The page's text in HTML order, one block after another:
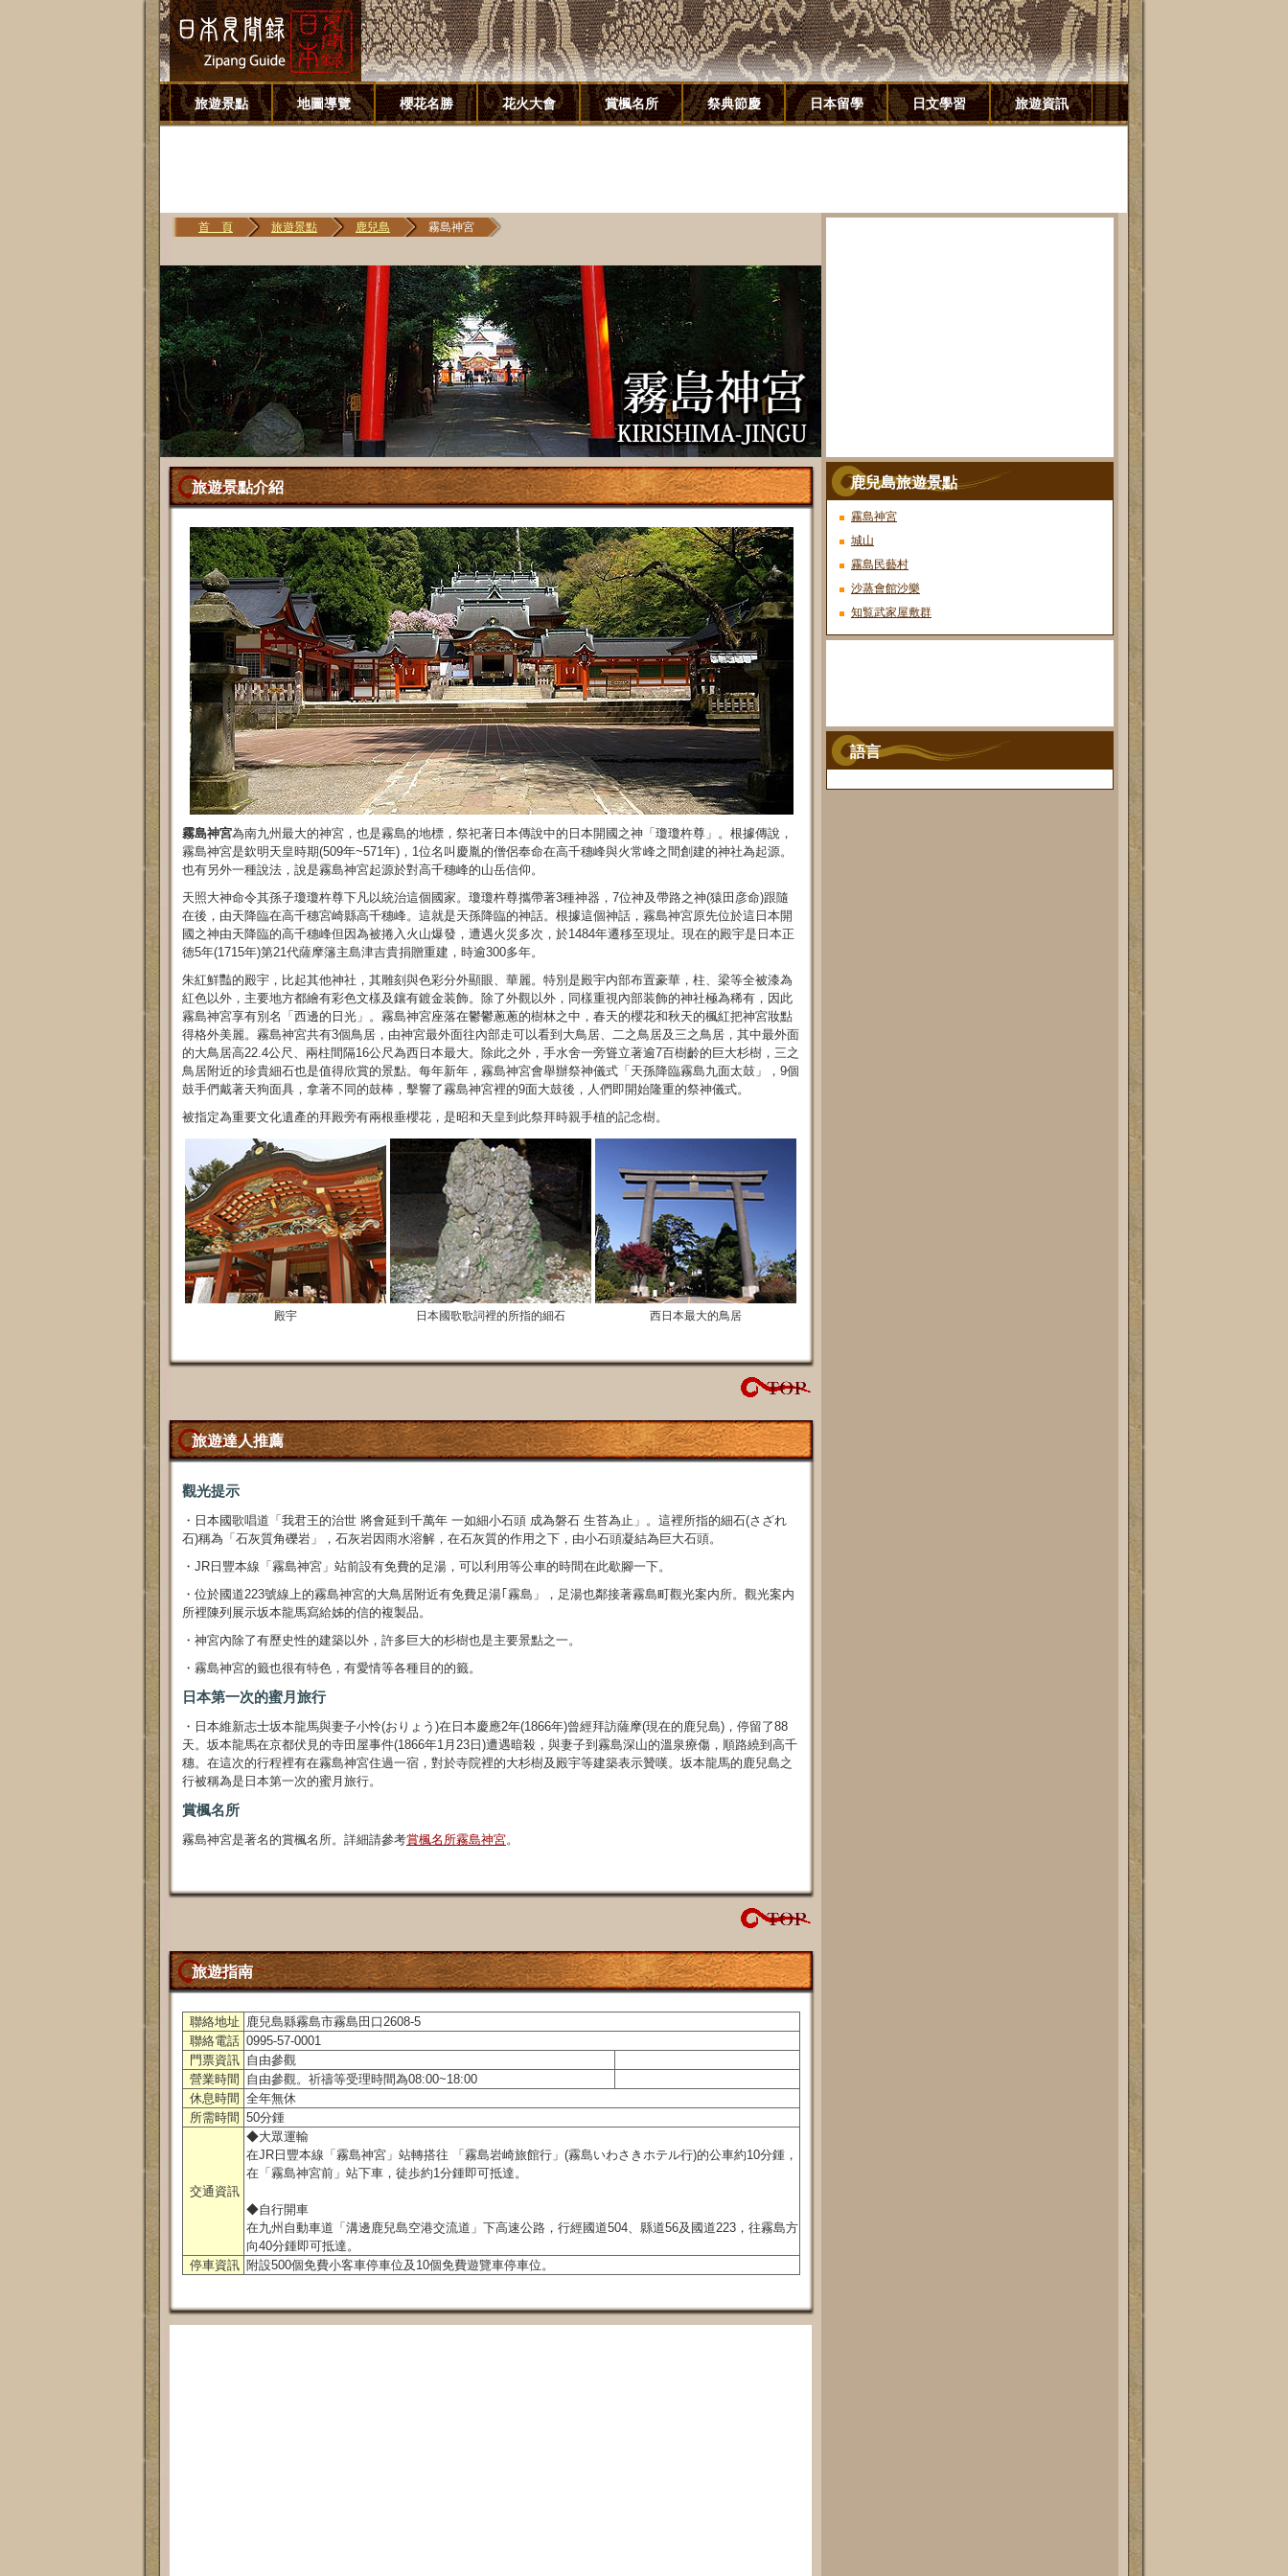
旅遊景點 地圖導覽 櫻花名勝 花火大會 賞楓名所 祭典節慶 日本留學 日文學習 旅遊資訊
首 頁 旅遊景點 鹿兒島 霧島神宮
旅遊景點介紹
霧島神宮為南九州最大的神宮，也是霧島的地標，祭祀著日本傳說中的日本開國之神「瓊瓊杵尊」。根據傳說，
霧島神宮是欽明天皇時期(509年~571年)，1位名叫慶胤的僧侶奉命在高千穗峰與火常峰之間創建的神社為起源。
也有另外一種說法，說是霧島神宮起源於對高千穗峰的山岳信仰。
天照大神命令其孫子瓊瓊杵尊下凡以統治這個國家。瓊瓊杵尊攜帶著3種神器，7位神及帶路之神(猿田彦命)跟隨
在後，由天降臨在高千穗宮崎縣高千穗峰。這就是天孫降臨的神話。根據這個神話，霧島神宮原先位於這日本開
國之神由天降臨的高千穗峰但因為被捲入火山爆發，遭遇火災多次，於1484年遷移至現址。現在的殿宇是日本正
徳5年(1715年)第21代薩摩籓主島津吉貴捐贈重建，時逾300多年。
朱紅鮮豔的殿宇，比起其他神社，其雕刻與色彩分外顯眼、華麗。特別是殿宇内部布置豪華，柱、梁等全被漆為
紅色以外，主要地方都繪有彩色文樣及鑲有鍍金装飾。除了外觀以外，同樣重視內部装飾的神社極為稀有，因此
霧島神宮享有別名「西邊的日光」。霧島神宮座落在鬱鬱蔥蔥的樹林之中，春天的櫻花和秋天的楓紅把神宮妝點
得格外美麗。霧島神宮共有3個鳥居，由神宮最外面往內部走可以看到大鳥居、二之鳥居及三之鳥居，其中最外面
的大鳥居高22.4公尺、兩柱間隔16公尺為西日本最大。除此之外，手水舍一旁聳立著逾7百樹齡的巨大杉樹，三之
鳥居附近的珍貴細石也是值得欣賞的景點。每年新年，霧島神宮會舉辦祭神儀式「天孫降臨霧島九面太鼓」，9個
鼓手們戴著天狗面具，拿著不同的鼓棒，擊響了霧島神宮裡的9面大鼓後，人們即開始隆重的祭神儀式。
被指定為重要文化遺產的拜殿旁有兩根垂櫻花，是昭和天皇到此祭拜時親手植的記念樹。
殿宇 日本國歌歌詞裡的所指的細石 西日本最大的鳥居
旅遊達人推薦
觀光提示
・日本國歌唱道「我君王的治世 將會延到千萬年 一如細小石頭 成為磐石 生苔為止」。這裡所指的細石(さざれ
石)稱為「石灰質角礫岩」，石灰岩因雨水溶解，在石灰質的作用之下，由小石頭凝結為巨大石頭。
・JR日豐本線「霧島神宮」站前設有免費的足湯，可以利用等公車的時間在此歇腳一下。
・位於國道223號線上的霧島神宮的大鳥居附近有免費足湯｢霧島」，足湯也鄰接著霧島町觀光案内所。觀光案内
所裡陳列展示坂本龍馬寫給姊的信的複製品。
・神宮內除了有歷史性的建築以外，許多巨大的杉樹也是主要景點之一。
・霧島神宮的籤也很有特色，有愛情等各種目的的籤。
日本第一次的蜜月旅行
・日本維新志士坂本龍馬與妻子小怜(おりょう)在日本慶應2年(1866年)曾經拜訪薩摩(現在的鹿兒島)，停留了88
天。坂本龍馬在京都伏見的寺田屋事件(1866年1月23日)遭遇暗殺，與妻子到霧島深山的溫泉療傷，順路繞到高千
穗。在這次的行程裡有在霧島神宮住過一宿，對於寺院裡的大杉樹及殿宇等建築表示贊嘆。坂本龍馬的鹿兒島之
行被稱為是日本第一次的蜜月旅行。
賞楓名所
霧島神宮是著名的賞楓名所。詳細請參考賞楓名所霧島神宮。
旅遊指南
聯絡地址 鹿兒島縣霧島市霧島田口2608-5
聯絡電話 0995-57-0001
門票資訊 自由參觀
營業時間
自由參觀。祈禱等受理時間為08:00~18:00
休息時間 全年無休
所需時間 50分鍾
交通資訊
◆大眾運輸
在JR日豐本線「霧島神宮」站轉搭往 「霧島岩崎旅館行」(霧島いわさきホテル行)的公車約10分鍾，
在「霧島神宮前」站下車，徒歩約1分鍾即可抵達。
◆自行開車
在九州自動車道「溝邊鹿兒島空港交流道」下高速公路，行經國道504、縣道56及國道223，往霧島方
向40分鍾即可抵達。
停車資訊 附設500個免費小客車停車位及10個免費遊覽車停車位。
鹿兒島旅遊景點
霧島神宮
城山
霧島民藝村
沙蒸會館沙樂
知覧武家屋敷群
語言